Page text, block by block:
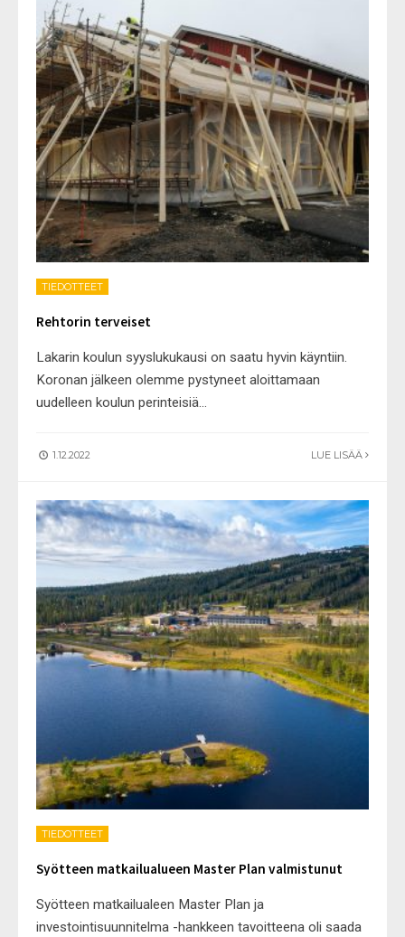
TIEDOTTEET
Rehtorin terveiset
Lakarin koulun syyslukukausi on saatu hyvin käyntiin.
Koronan jälkeen olemme pystyneet aloittamaan
uudelleen koulun perinteisiä...
1.12.2022 LUE LISÄÄ
TIEDOTTEET
Syötteen matkailualueen Master Plan valmistunut
Syötteen matkailualeen Master Plan ja
investointisuunnitelma -hankkeen tavoitteena oli saada